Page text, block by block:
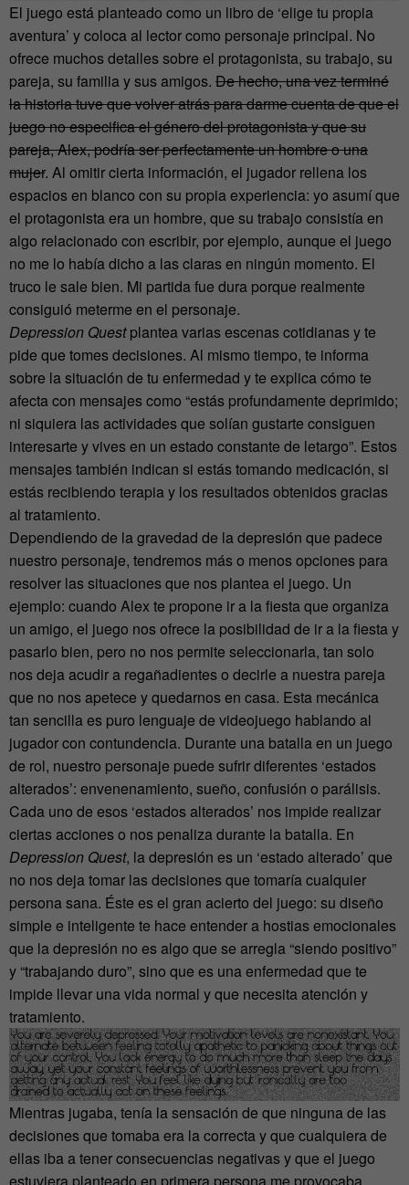
El juego está planteado como un libro de ‘elige tu propia
aventura’ y coloca al lector como personaje principal. No
ofrece muchos detalles sobre el protagonista, su trabajo, su
pareja, su familia y sus amigos. De hecho, una vez terminé
la historia tuve que volver atrás para darme cuenta de que el
juego no especifica el género del protagonista y que su
pareja, Alex, podría ser perfectamente un hombre o una
mujer. Al omitir cierta información, el jugador rellena los
espacios en blanco con su propia experiencia: yo asumí que
el protagonista era un hombre, que su trabajo consistía en
algo relacionado con escribir, por ejemplo, aunque el juego
no me lo había dicho a las claras en ningún momento. El
truco le sale bien. Mi partida fue dura porque realmente
consiguió meterme en el personaje.
Depression Questplantea varias escenas cotidianas y te
pide que tomes decisiones. Al mismo tiempo, te informa
sobre la situación de tu enfermedad y te explica cómo te
afecta con mensajes como “estás profundamente deprimido;
ni siquiera las actividades que solían gustarte consiguen
interesarte y vives en un estado constante de letargo”. Estos
mensajes también indican si estás tomando medicación, si
estás recibiendo terapia y los resultados obtenidos gracias
al tratamiento.
Dependiendo de la gravedad de la depresión que padece
nuestro personaje, tendremos más o menos opciones para
resolver las situaciones que nos plantea el juego. Un
ejemplo: cuando Alex te propone ir a la fiesta que organiza
un amigo, el juego nos ofrece la posibilidad de ir a la fiesta y
pasarlo bien, pero no nos permite seleccionarla, tan solo
nos deja acudir a regañadientes o decirle a nuestra pareja
que no nos apetece y quedarnos en casa. Esta mecánica
tan sencilla es puro lenguaje de videojuego hablando al
jugador con contundencia. Durante una batalla en un juego
de rol, nuestro personaje puede sufrir diferentes ‘estados
alterados’: envenenamiento, sueño, confusión o parálisis.
Cada uno de esos ‘estados alterados’ nos impide realizar
ciertas acciones o nos penaliza durante la batalla. En
Depression Quest, la depresión es un ‘estado alterado’ que
no nos deja tomar las decisiones que tomaría cualquier
persona sana. Éste es el gran acierto del juego: su diseño
simple e inteligente te hace entender a hostias emocionales
que la depresión no es algo que se arregla “siendo positivo”
y “trabajando duro”, sino que es una enfermedad que te
impide llevar una vida normal y que necesita atención y
tratamiento.
Mientras jugaba, tenía la sensación de que ninguna de las
decisiones que tomaba era la correcta y que cualquiera de
ellas iba a tener consecuencias negativas y que el juego